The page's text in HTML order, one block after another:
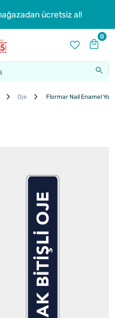
ücretsiz al!
0
Oje Flormar Nail Enamel